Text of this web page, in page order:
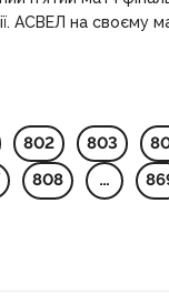
АСВЕЛ на своєму
802 803
808 …